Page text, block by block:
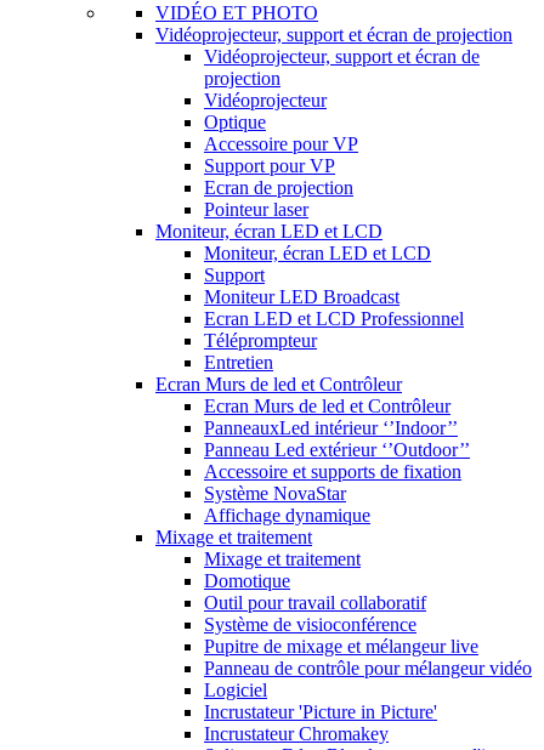
VIDÉO ET PHOTO
Vidéoprojecteur, support et écran de projection
Vidéoprojecteur, support et écran de
projection
Vidéoprojecteur
Optique
Accessoire pour VP
Support pour VP
Ecran de projection
Pointeur laser
Moniteur, écran LED et LCD
Moniteur, écran LED et LCD
Support
Moniteur LED Broadcast
Ecran LED et LCD Professionnel
Téléprompteur
Entretien
Ecran Murs de led et Contrôleur
Ecran Murs de led et Contrôleur
PanneauxLed intérieur ‘’Indoor’’
Panneau Led extérieur ‘’Outdoor’’
Accessoire et supports de fixation
Système NovaStar
Affichage dynamique
Mixage et traitement
Mixage et traitement
Domotique
Outil pour travail collaboratif
Système de visioconférence
Pupitre de mixage et mélangeur live
Panneau de contrôle pour mélangeur vidéo
Logiciel
Incrustateur 'Picture in Picture'
Incrustateur Chromakey